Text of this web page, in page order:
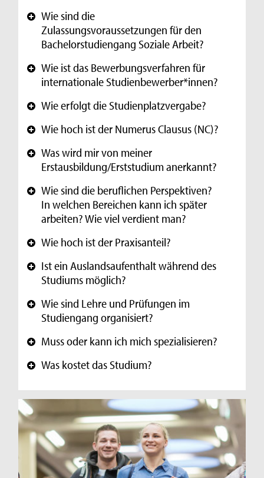
+ Wie sind die
Zulassungsvoraussetzungen für den
Bachelorstudiengang Soziale Arbeit?
+ Wie ist das Bewerbungsverfahren für
internationale Studienbewerber*innen?
+ Wie erfolgt die Studienplatzvergabe?
+ Wie hoch ist der Numerus Clausus (NC)?
+ Was wird mir von meiner
Erstausbildung/Erststudium anerkannt?
+ Wie sind die beruflichen Perspektiven?
In welchen Bereichen kann ich später
arbeiten? Wie viel verdient man?
+ Wie hoch ist der Praxisanteil?
+ Ist ein Auslandsaufenthalt während des
Studiums möglich?
+ Wie sind Lehre und Prüfungen im
Studiengang organisiert?
+ Muss oder kann ich mich spezialisieren?
+ Was kostet das Studium?